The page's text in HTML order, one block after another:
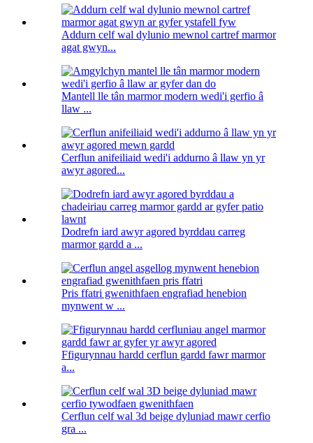
Addurn celf wal dylunio mewnol cartref marmor
agat gwyn...
Mantell lle tân marmor modern wedi'i gerfio â
llaw ...
Cerflun anifeiliaid wedi'i addurno â llaw yn yr
awyr agored...
Dodrefn iard awyr agored byrddau carreg
marmor gardd a ...
Pris ffatri gwenithfaen engrafiad henebion
mynwent w ...
Ffigurynnau hardd cerflun gardd fawr marmor
a...
Cerflun celf wal 3d beige dyluniad mawr cerfio
gra ...